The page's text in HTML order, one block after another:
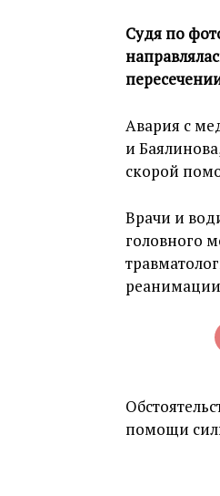
Судя по
Авария с
и
скорой
Врачи и
головного
помощи